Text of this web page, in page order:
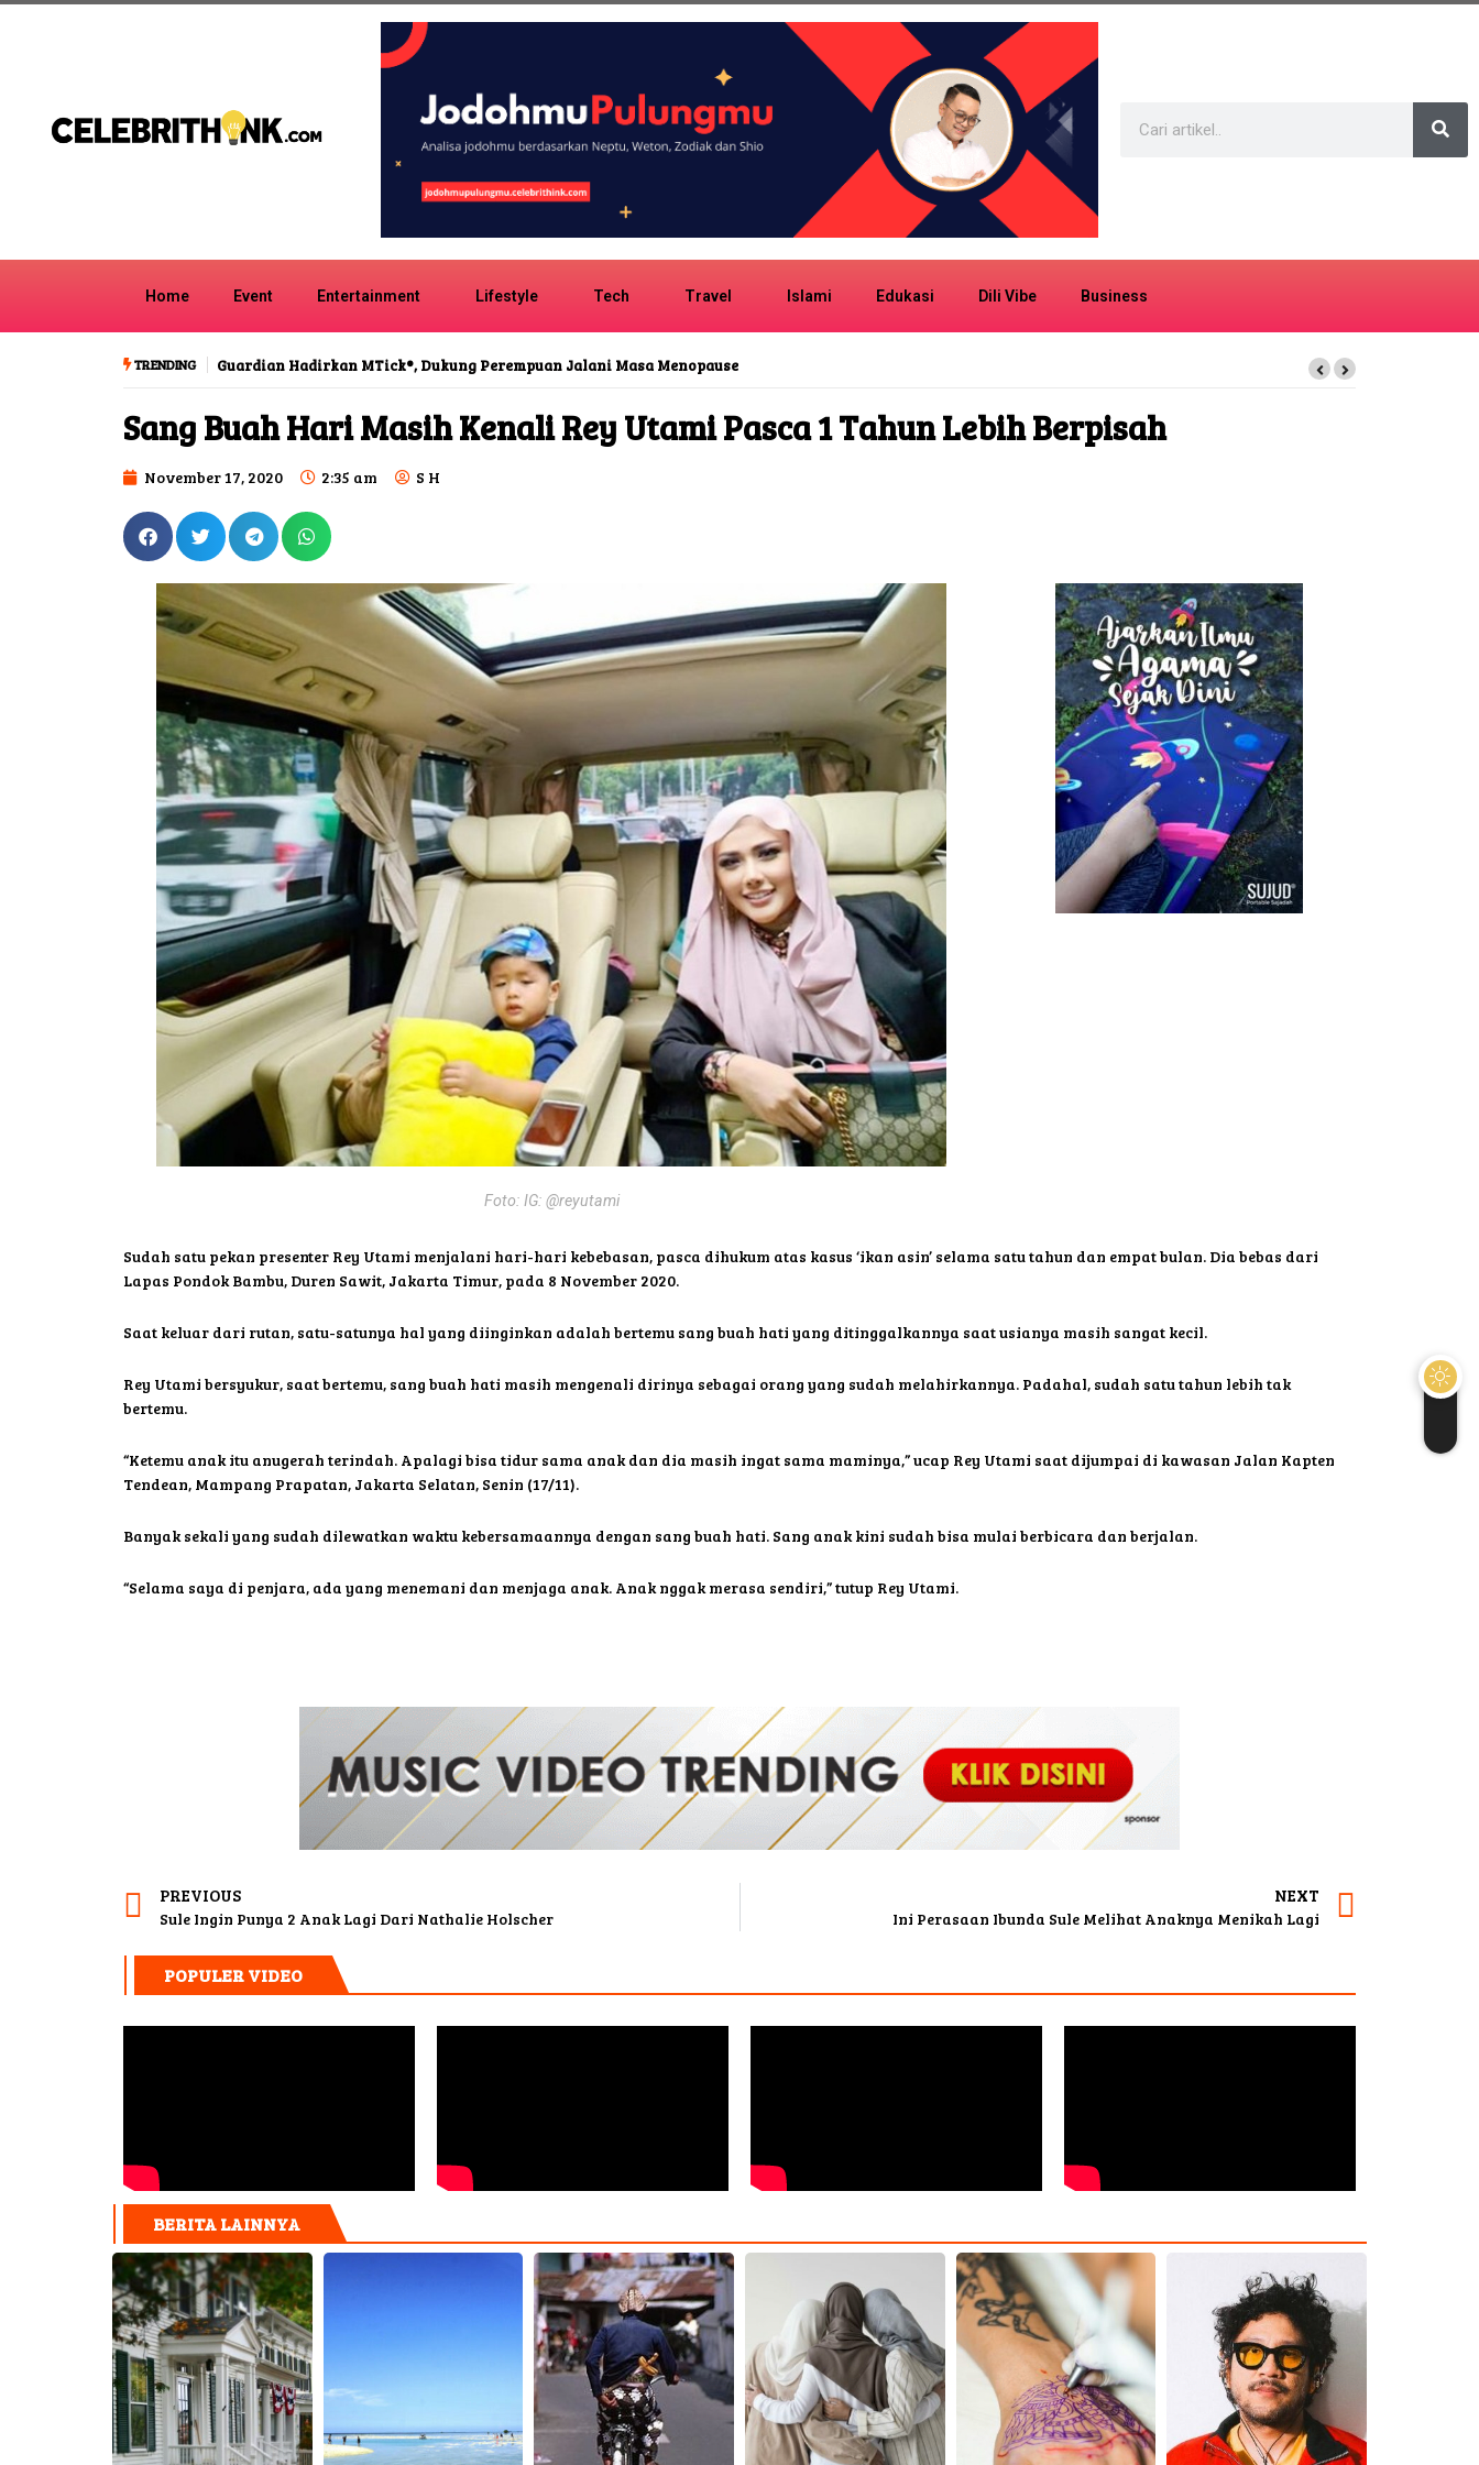
Home Event Entertainment Lifestyle Tech Travel Islami Edukasi Dili Vibe Business
TRENDING Guardian Hadirkan MTick®, Dukung Perempuan Jalani Masa Menopause
Sang Buah Hari Masih Kenali Rey Utami Pasca 1 Tahun Lebih Berpisah
November 17, 2020 2:35 am S H
Foto: IG: @reyutami
Sudah satu pekan presenter Rey Utami menjalani hari-hari kebebasan, pasca dihukum atas kasus ‘ikan asin’ selama satu tahun dan empat bulan. Dia bebas dari
Lapas Pondok Bambu, Duren Sawit, Jakarta Timur, pada 8 November 2020.
Saat keluar dari rutan, satu-satunya hal yang diinginkan adalah bertemu sang buah hati yang ditinggalkannya saat usianya masih sangat kecil.
Rey Utami bersyukur, saat bertemu, sang buah hati masih mengenali dirinya sebagai orang yang sudah melahirkannya. Padahal, sudah satu tahun lebih tak
bertemu.
“Ketemu anak itu anugerah terindah. Apalagi bisa tidur sama anak dan dia masih ingat sama maminya,” ucap Rey Utami saat dijumpai di kawasan Jalan Kapten
Tendean, Mampang Prapatan, Jakarta Selatan, Senin (17/11).
Banyak sekali yang sudah dilewatkan waktu kebersamaannya dengan sang buah hati. Sang anak kini sudah bisa mulai berbicara dan berjalan.
“Selama saya di penjara, ada yang menemani dan menjaga anak. Anak nggak merasa sendiri,” tutup Rey Utami.
PREVIOUS
Sule Ingin Punya 2 Anak Lagi Dari Nathalie Holscher
NEXT
Ini Perasaan Ibunda Sule Melihat Anaknya Menikah Lagi
POPULER VIDEO
BERITA LAINNYA